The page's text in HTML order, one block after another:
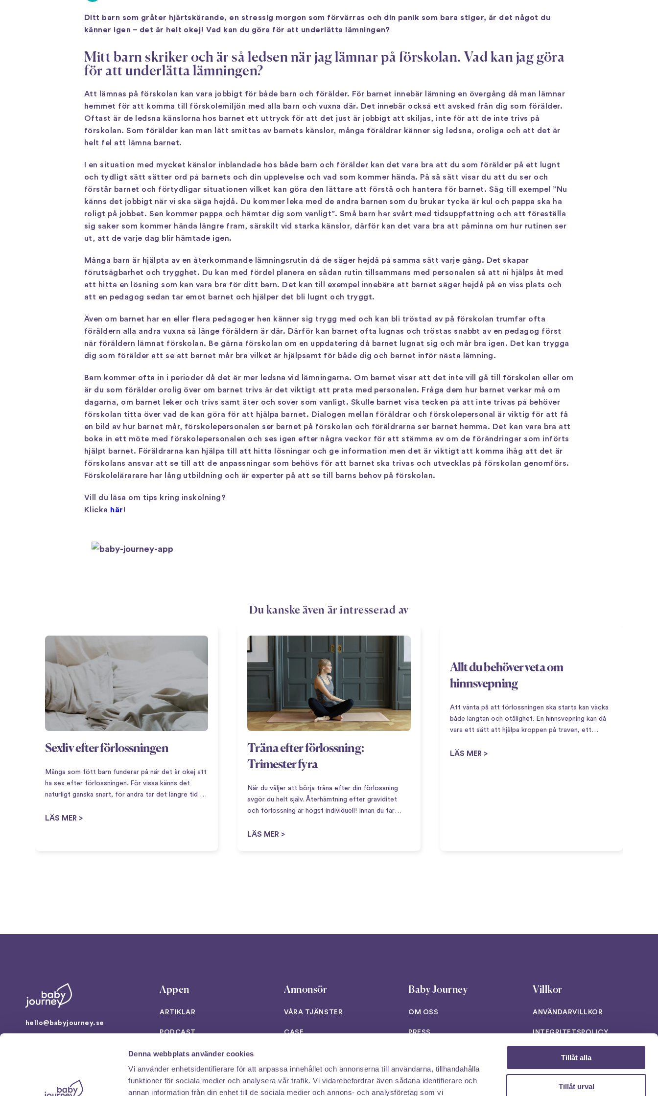
Denna webbplats använder cookies
Vi använder enhetsidentifierare för att anpassa innehållet och annonserna till användarna, tillhandahålla
funktioner för sociala medier och analysera vår trafik. Vi vidarebefordrar även sådana identifierare och
annan information från din enhet till de sociala medier och annons- och analysföretag som vi
Tillåt alla
Tillåt urval
Ditt barn som gråter hjärtskärande, en stressig morgon som förvärras och din panik som bara stiger, är det något du
känner igen – det är helt okej! Vad kan du göra för att underlätta lämningen?
Mitt barn skriker och är så ledsen när jag lämnar på förskolan. Vad kan jag göra
för att underlätta lämningen?
Att lämnas på förskolan kan vara jobbigt för både barn och förälder. För barnet innebär lämning en övergång då man lämnar
hemmet för att komma till förskolemiljön med alla barn och vuxna där. Det innebär också ett avsked från dig som förälder.
Oftast är de ledsna känslorna hos barnet ett uttryck för att det just är jobbigt att skiljas, inte för att de inte trivs på
förskolan. Som förälder kan man lätt smittas av barnets känslor, många föräldrar känner sig ledsna, oroliga och att det är
helt fel att lämna barnet.
I en situation med mycket känslor inblandade hos både barn och förälder kan det vara bra att du som förälder på ett lugnt
och tydligt sätt sätter ord på barnets och din upplevelse och vad som kommer hända. På så sätt visar du att du ser och
förstår barnet och förtydligar situationen vilket kan göra den lättare att förstå och hantera för barnet. Säg till exempel ”Nu
känns det jobbigt när vi ska säga hejdå. Du kommer leka med de andra barnen som du brukar tycka är kul och pappa ska ha
roligt på jobbet. Sen kommer pappa och hämtar dig som vanligt”. Små barn har svårt med tidsuppfattning och att föreställa
sig saker som kommer hända längre fram, särskilt vid starka känslor, därför kan det vara bra att påminna om hur rutinen ser
ut, att de varje dag blir hämtade igen.
Många barn är hjälpta av en återkommande lämningsrutin då de säger hejdå på samma sätt varje gång. Det skapar
förutsägbarhet och trygghet. Du kan med fördel planera en sådan rutin tillsammans med personalen så att ni hjälps åt med
att hitta en lösning som kan vara bra för ditt barn. Det kan till exempel innebära att barnet säger hejdå på en viss plats och
att en pedagog sedan tar emot barnet och hjälper det bli lugnt och tryggt.
Även om barnet har en eller flera pedagoger hen känner sig trygg med och kan bli tröstad av på förskolan trumfar ofta
föräldern alla andra vuxna så länge föräldern är där. Därför kan barnet ofta lugnas och tröstas snabbt av en pedagog först
när föräldern lämnat förskolan. Be gärna förskolan om en uppdatering då barnet lugnat sig och mår bra igen. Det kan trygga
dig som förälder att se att barnet mår bra vilket är hjälpsamt för både dig och barnet inför nästa lämning.
Barn kommer ofta in i perioder då det är mer ledsna vid lämningarna. Om barnet visar att det inte vill gå till förskolan eller om
är du som förälder orolig över om barnet trivs är det viktigt att prata med personalen. Fråga dem hur barnet verkar må om
dagarna, om barnet leker och trivs samt äter och sover som vanligt. Skulle barnet visa tecken på att inte trivas på behöver
förskolan titta över vad de kan göra för att hjälpa barnet. Dialogen mellan föräldrar och förskolepersonal är viktig för att få
en bild av hur barnet mår, förskolepersonalen ser barnet på förskolan och föräldrarna ser barnet hemma. Det kan vara bra att
boka in ett möte med förskolepersonalen och ses igen efter några veckor för att stämma av om de förändringar som införts
hjälpt barnet. Föräldrarna kan hjälpa till att hitta lösningar och ge information men det är viktigt att komma ihåg att det är
förskolans ansvar att se till att de anpassningar som behövs för att barnet ska trivas och utvecklas på förskolan genomförs.
Förskolelärarare har lång utbildning och är experter på att se till barns behov på förskolan.
Vill du läsa om tips kring inskolning?
Klicka här!
Du kanske även är intresserad av
Sexliv efter förlossningen
Många som fött barn funderar på när det är okej att
ha sex efter förlossningen. För vissa känns det
naturligt ganska snart, för andra tar det längre tid –
omställning,…
LÄS MER >
Träna efter förlossning:
Trimester fyra
När du väljer att börja träna efter din förlossning
avgör du helt själv. Återhämtning efter graviditet
och förlossning är högst individuell! Innan du tar
vara bra att definiera vad som menas…
LÄS MER >
Allt du behöver veta om
hinnsvepning
Att vänta på att förlossningen ska starta kan väcka
både längtan och otålighet. En hinnsvepning kan då
vara ett sätt att hjälpa kroppen på traven, ett
kroppen börjar bli redo. Vad är en hinnsvepning?…
LÄS MER >
hello@babyjourney.se
DE
Appen
ARTIKLAR
PODCAST
VERKTYG
SUPPORT
Annonsör
VÅRA TJÄNSTER
CASE
B2B NYHETSBREV
Baby Journey
OM OSS
PRESS
KONTAKT
Villkor
ANVÄNDARVILLKOR
INTEGRITETSPOLICY
Ladda ner vår app!